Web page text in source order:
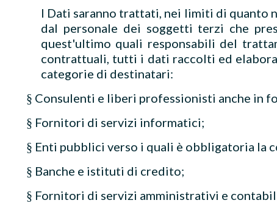
I Dati saranno trattati, nei limiti di quanto
dal personale dei soggetti terzi che
quest'ultimo quali responsabili del
contrattuali, tutti i dati raccolti ed
categorie di destinatari:
§ Consulenti e liberi professionisti anche in
§ Fornitori di servizi informatici;
§ Enti pubblici verso i quali è obbligatoria la
§ Banche e istituti di credito;
§ Fornitori di servizi amministrativi e